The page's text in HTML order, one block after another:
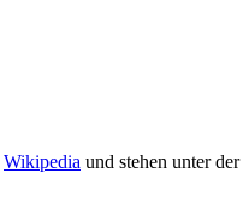
Wikipedia und stehen unter der